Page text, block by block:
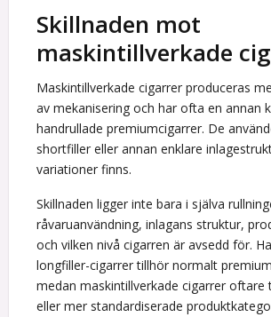
Skillnaden mot
maskintillverkade
Maskintillverkade cigarrer produceras
av mekanisering och har ofta en annan
handrullade premiumcigarrer. De
shortfiller eller annan enklare
variationer finns.
Skillnaden ligger inte bara i själva
råvaruanvändning, inlagans struktur,
och vilken nivå cigarren är avsedd för.
longfiller-cigarrer tillhör normalt
medan maskintillverkade cigarrer oftare
eller mer standardiserade